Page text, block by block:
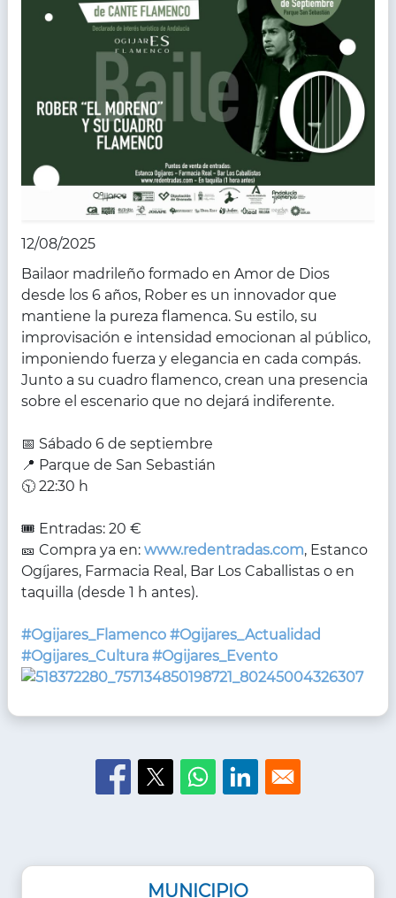
MUNICIPIO
12/08/2025
Bailaor madrileño formado en Amor de Dios
desde los 6 años, Rober es un innovador que
mantiene la pureza flamenca. Su estilo, su
improvisación e intensidad emocionan al público,
imponiendo fuerza y elegancia en cada compás.
Junto a su cuadro flamenco, crean una presencia
sobre el escenario que no dejará indiferente.
📅 Sábado 6 de septiembre
📍 Parque de San Sebastián
🕥 22:30 h
🎟 Entradas: 20 €
🎫 Compra ya en: www.redentradas.com, Estanco
Ogíjares, Farmacia Real, Bar Los Caballistas o en
taquilla (desde 1 h antes).
#Ogijares_Flamenco #Ogijares_Actualidad
#Ogijares_Cultura #Ogijares_Evento